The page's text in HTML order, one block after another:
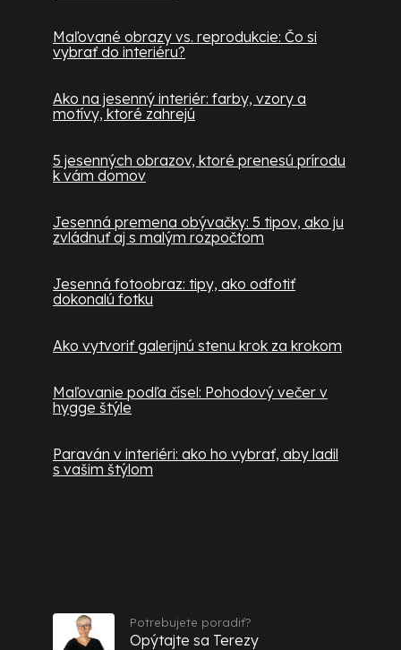
Maľované obrazy vs. reprodukcie: Čo si
vybrať do interiéru?
Ako na jesenný interiér: farby, vzory a
motívy, ktoré zahrejú
5 jesenných obrazov, ktoré prenesú prírodu
k vám domov
Jesenná premena obývačky: 5 tipov, ako ju
zvládnuť aj s malým rozpočtom
Jesenná fotoobraz: tipy, ako odfotiť
dokonalú fotku
Ako vytvoriť galerijnú stenu krok za krokom
Maľovanie podľa čísel: Pohodový večer v
hygge štýle
Paraván v interiéri: ako ho vybrať, aby ladil
s vašim štýlom
Potrebujete poradiť?
Opýtajte sa Terezy